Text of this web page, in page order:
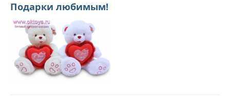
Подарки любимым!